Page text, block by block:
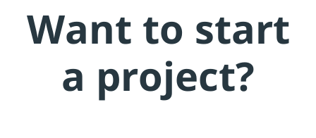
Want to start
a project?